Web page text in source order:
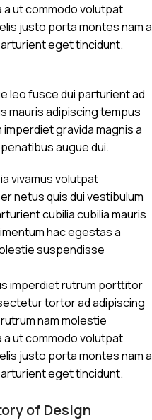
ut commodo volutpat
justo porta montes nam a
eget tincidunt.
leo fusce dui parturient ad
mauris adipiscing tempus
gravida magnis a
augue dui.
vivamus volutpat
netus quis dui vestibulum
cubilia cubilia mauris
hac egestas a
suspendisse
imperdiet rutrum porttitor
tortor ad adipiscing
nam molestie
ut commodo volutpat
justo porta montes nam a
eget tincidunt.
of Design